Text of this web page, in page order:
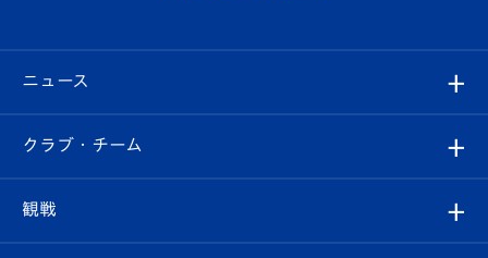
ニュース
すべて
クラブ
クラブ・チーム
観戦